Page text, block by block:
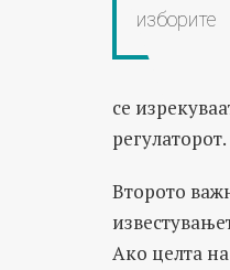
изборите
се
регулаторот.
Второто
Ако целта